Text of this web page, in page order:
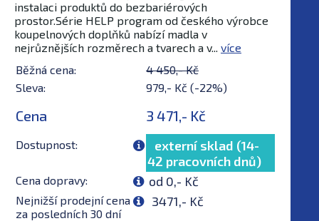
instalaci produktů do bezbariérových
prostor.Série HELP program od českého výrobce
koupelnových doplňků nabízí madla v
nejrůznějších rozměrech a tvarech a v... více
Běžná cena:
4 450,- Kč
Sleva:
979,- Kč (-22%)
Cena 3 471,- Kč
Dostupnost:
externí sklad (14-
42 pracovních dnů)
Cena dopravy: od 0,- Kč
Nejnižší prodejní cena
za posledních 30 dní
3471,- Kč